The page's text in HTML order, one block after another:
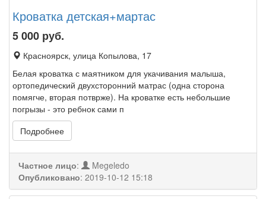
Кроватка детская+мартас
5 000 руб.
Красноярск, улица Копылова, 17
Белая кроватка с маятником для укачивания малыша,
ортопедический двухсторонний матрас (одна сторона
помягче, вторая потврже). На кроватке есть небольшие
погрызы - это ребнок сами п
Подробнее
Частное лицо:
Megeledo
Опубликовано: 2019-10-12 15:18